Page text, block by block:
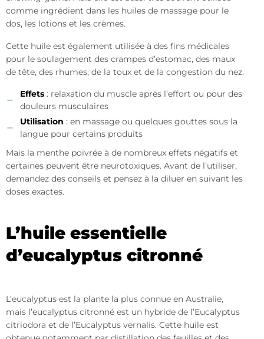
comme ingrédient dans les huiles de massage pour le
dos, les lotions et les crèmes.
Cette huile est également utilisée à des fins médicales
pour le soulagement des crampes d’estomac, des maux
de tête, des rhumes, de la toux et de la congestion du nez.
Effets : relaxation du muscle après l’effort ou pour des
douleurs musculaires
Utilisation : en massage ou quelques gouttes sous la
langue pour certains produits
Mais la menthe poivrée à de nombreux effets négatifs et
certaines peuvent être neurotoxiques. Avant de l’utiliser,
demandez des conseils et pensez à la diluer en suivant les
doses exactes.
L’huile essentielle
d’eucalyptus citronné
L’eucalyptus est la plante la plus connue en Australie,
mais l’eucalyptus citronné est un hybride de l’Eucalyptus
citriodora et de l’Eucalyptus vernalis. Cette huile est